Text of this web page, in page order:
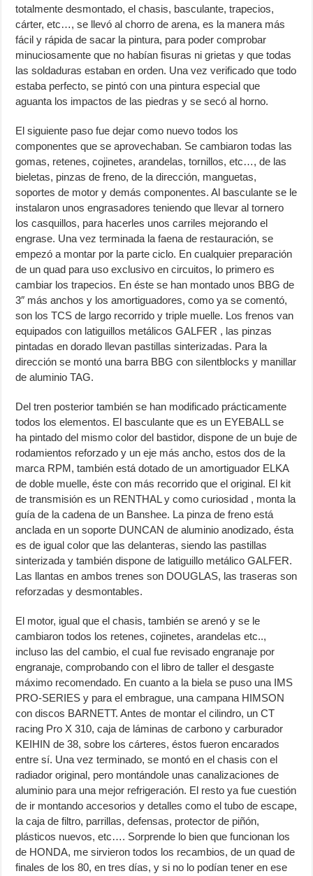
totalmente desmontado, el chasis, basculante, trapecios,
cárter, etc…, se llevó al chorro de arena, es la manera más
fácil y rápida de sacar la pintura, para poder comprobar
minuciosamente que no habían fisuras ni grietas y que todas
las soldaduras estaban en orden. Una vez verificado que todo
estaba perfecto, se pintó con una pintura especial que
aguanta los impactos de las piedras y se secó al horno.
El siguiente paso fue dejar como nuevo todos los
componentes que se aprovechaban. Se cambiaron todas las
gomas, retenes, cojinetes, arandelas, tornillos, etc…, de las
bieletas, pinzas de freno, de la dirección, manguetas,
soportes de motor y demás componentes. Al basculante se le
instalaron unos engrasadores teniendo que llevar al tornero
los casquillos, para hacerles unos carriles mejorando el
engrase. Una vez terminada la faena de restauración, se
empezó a montar por la parte ciclo. En cualquier preparación
de un quad para uso exclusivo en circuitos, lo primero es
cambiar los trapecios. En éste se han montado unos BBG de
3″ más anchos y los amortiguadores, como ya se comentó,
son los TCS de largo recorrido y triple muelle. Los frenos van
equipados con latiguillos metálicos GALFER , las pinzas
pintadas en dorado llevan pastillas sinterizadas. Para la
dirección se montó una barra BBG con silentblocks y manillar
de aluminio TAG.
Del tren posterior también se han modificado prácticamente
todos los elementos. El basculante que es un EYEBALL se
ha pintado del mismo color del bastidor, dispone de un buje de
rodamientos reforzado y un eje más ancho, estos dos de la
marca RPM, también está dotado de un amortiguador ELKA
de doble muelle, éste con más recorrido que el original. El kit
de transmisión es un RENTHAL y como curiosidad , monta la
guía de la cadena de un Banshee. La pinza de freno está
anclada en un soporte DUNCAN de aluminio anodizado, ésta
es de igual color que las delanteras, siendo las pastillas
sinterizada y también dispone de latiguillo metálico GALFER.
Las llantas en ambos trenes son DOUGLAS, las traseras son
reforzadas y desmontables.
El motor, igual que el chasis, también se arenó y se le
cambiaron todos los retenes, cojinetes, arandelas etc..,
incluso las del cambio, el cual fue revisado engranaje por
engranaje, comprobando con el libro de taller el desgaste
máximo recomendado. En cuanto a la biela se puso una IMS
PRO-SERIES y para el embrague, una campana HIMSON
con discos BARNETT. Antes de montar el cilindro, un CT
racing Pro X 310, caja de láminas de carbono y carburador
KEIHIN de 38, sobre los cárteres, éstos fueron encarados
entre sí. Una vez terminado, se montó en el chasis con el
radiador original, pero montándole unas canalizaciones de
aluminio para una mejor refrigeración. El resto ya fue cuestión
de ir montando accesorios y detalles como el tubo de escape,
la caja de filtro, parrillas, defensas, protector de piñón,
plásticos nuevos, etc…. Sorprende lo bien que funcionan los
de HONDA, me sirvieron todos los recambios, de un quad de
finales de los 80, en tres días, y si no lo podían tener en ese